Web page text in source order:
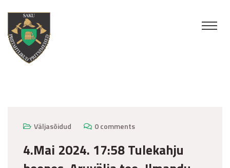
Väljasõidud 0 comments
4.Mai 2024. 17:58 Tulekahju